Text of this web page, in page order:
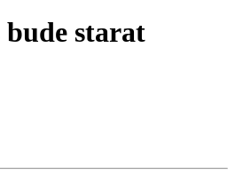
bude starat